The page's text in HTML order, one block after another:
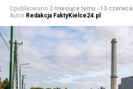
Opublikowano 2 miesiące temu - 13
Autor Redakcja FaktyKielce24.pl